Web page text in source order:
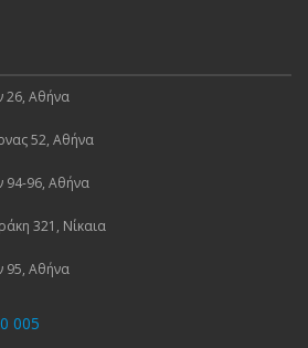
26, Αθήνα
52, Αθήνα
94-96, Αθήνα
321, Νίκαια
95, Αθήνα
005